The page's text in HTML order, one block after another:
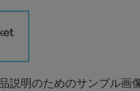
説明のためのサンプル画